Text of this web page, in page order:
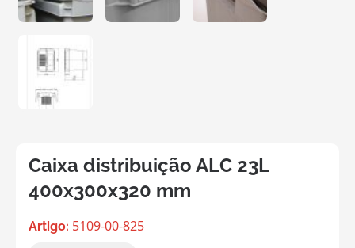
Caixa distribuição ALC 23L
400x300x320 mm
Artigo: 5109-00-825